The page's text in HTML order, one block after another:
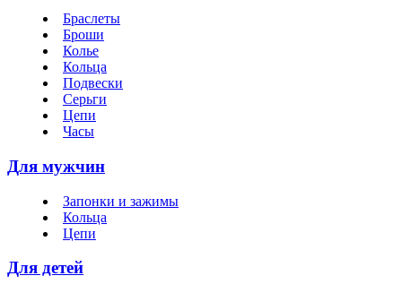
Браслеты
Броши
Колье
Кольца
Подвески
Серьги
Цепи
Часы
Для мужчин
Запонки и зажимы
Кольца
Цепи
Для детей